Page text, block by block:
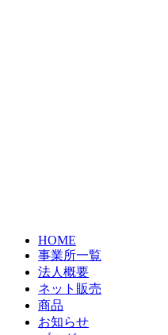
HOME
事業所一覧
法人概要
ネット販売
商品
お知らせ